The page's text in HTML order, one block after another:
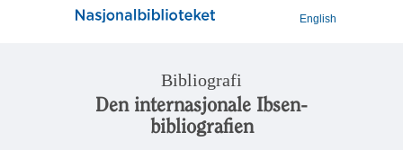
English
Bibliografi
Den internasjonale Ibsen-
bibliografien